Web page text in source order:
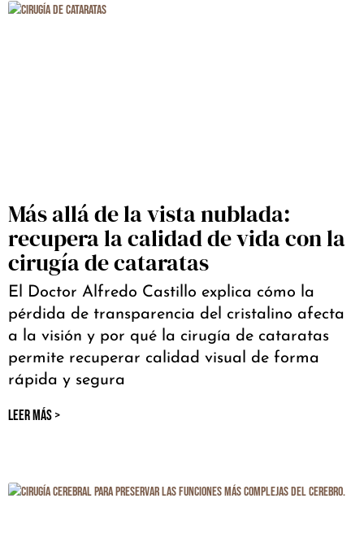
Más allá de la vista nublada:
recupera la calidad de vida con la
cirugía de cataratas
El Doctor Alfredo Castillo explica cómo la
pérdida de transparencia del cristalino afecta
a la visión y por qué la cirugía de cataratas
permite recuperar calidad visual de forma
rápida y segura
LEER MÁS >